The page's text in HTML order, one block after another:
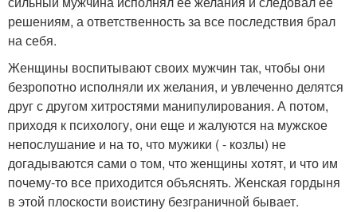
решениям, а ответственность за все последствия брал
на себя.
Женщины воспитывают своих мужчин так, чтобы они
безропотно исполняли их желания, и увлеченно делятся
друг с другом хитростями манипулирования. А потом,
приходя к психологу, они еще и жалуются на мужское
непослушание и на то, что мужики ( - козлы) не
догадываются сами о том, что женщины хотят, и что им
почему-то все приходится объяснять. Женская гордыня
в этой плоскости воистину безграничной бывает.